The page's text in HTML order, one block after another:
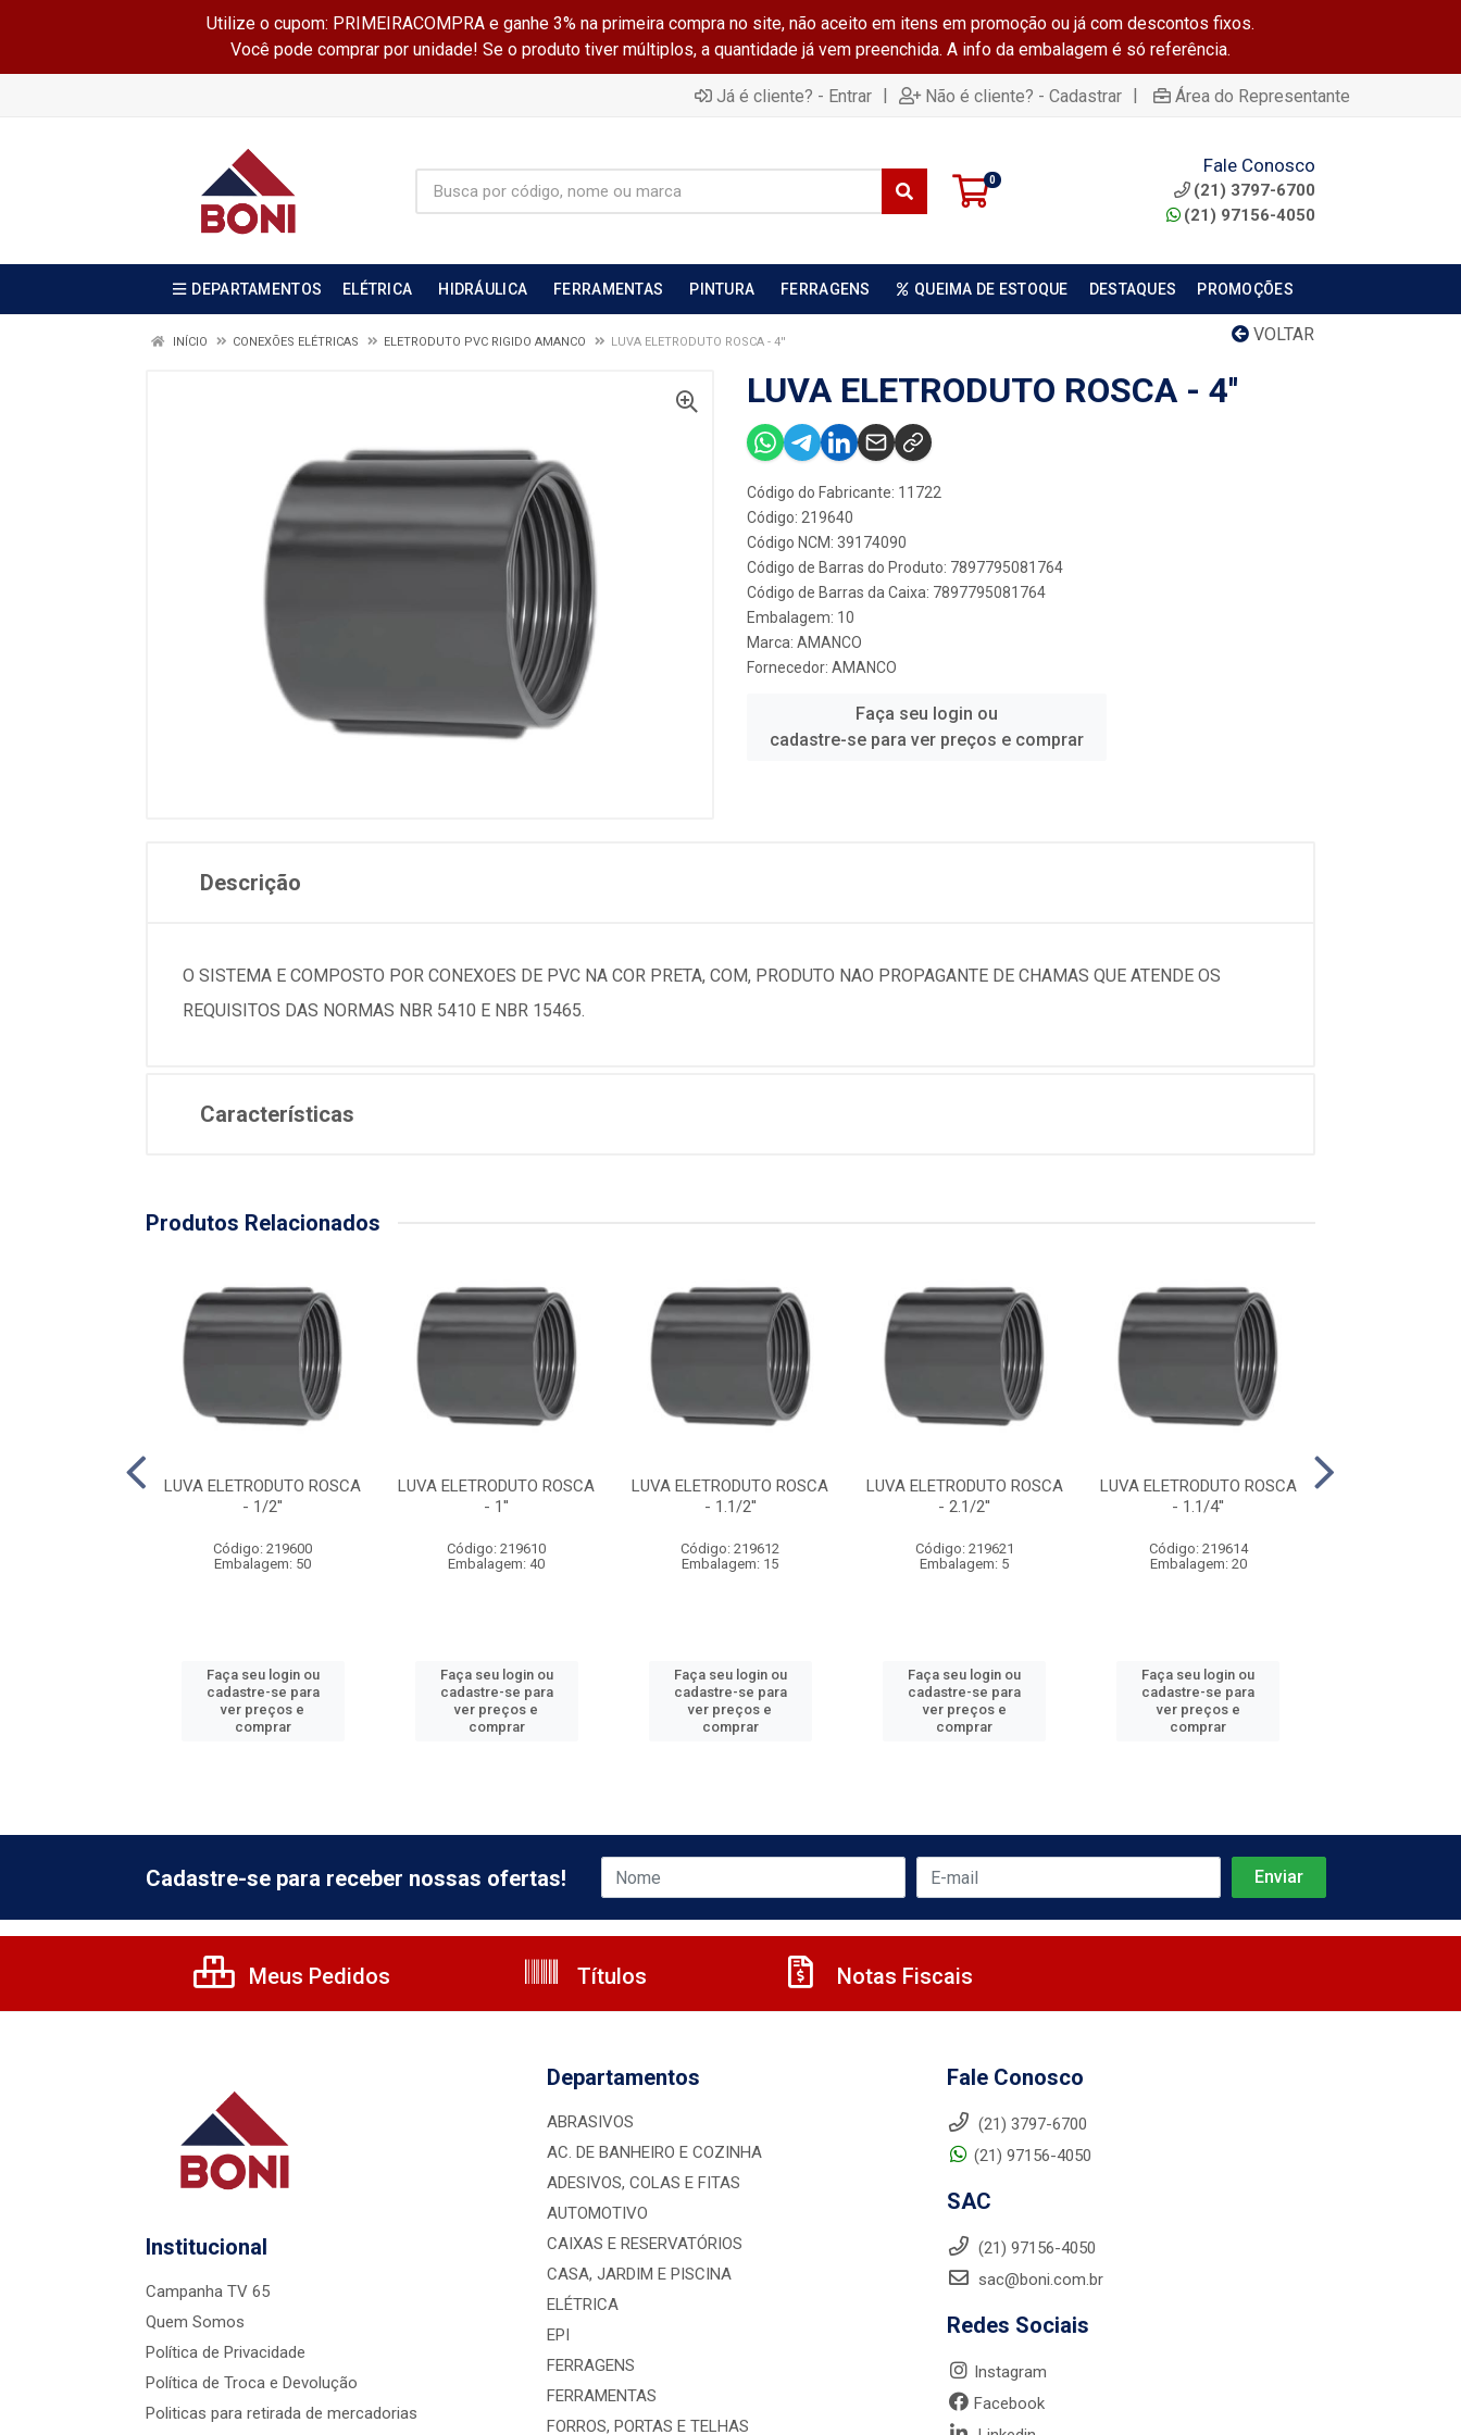
Utilize o cupom: PRIMEIRACOMPRA e ganhe 3% na primeira compra no site, não aceito em itens em promoção ou já com descontos fixos.
Você pode comprar por unidade! Se o produto tiver múltiplos, a quantidade já vem preenchida. A info da embalagem é só referência.
Já é cliente? - Entrar | Não é cliente? - Cadastrar | Área do Representante
0
Fale Conosco
(21) 3797-6700
(21) 97156-4050
DEPARTAMENTOS ELÉTRICA HIDRÁULICA FERRAMENTAS PINTURA FERRAGENS QUEIMA DE ESTOQUE DESTAQUES PROMOÇÕES
VOLTAR
INÍCIO CONEXÕES ELÉTRICAS ELETRODUTO PVC RIGIDO AMANCO LUVA ELETRODUTO ROSCA - 4''
LUVA ELETRODUTO ROSCA - 4''
Código do Fabricante: 11722
Código: 219640
Código NCM: 39174090
Código de Barras do Produto: 7897795081764
Código de Barras da Caixa: 7897795081764
Embalagem: 10
Marca: AMANCO
Fornecedor: AMANCO
Faça seu login ou
cadastre-se para ver preços e comprar
Descrição
O SISTEMA E COMPOSTO POR CONEXOES DE PVC NA COR PRETA, COM, PRODUTO NAO PROPAGANTE DE CHAMAS QUE ATENDE OS
REQUISITOS DAS NORMAS NBR 5410 E NBR 15465.
Características
Produtos Relacionados
LUVA ELETRODUTO ROSCA
- 1/2''
Código: 219600
Embalagem: 50
Faça seu login ou
cadastre-se para
ver preços e
comprar
LUVA ELETRODUTO ROSCA
- 1''
Código: 219610
Embalagem: 40
Faça seu login ou
cadastre-se para
ver preços e
comprar
LUVA ELETRODUTO ROSCA
- 1.1/2''
Código: 219612
Embalagem: 15
Faça seu login ou
cadastre-se para
ver preços e
comprar
LUVA ELETRODUTO ROSCA
- 2.1/2''
Código: 219621
Embalagem: 5
Faça seu login ou
cadastre-se para
ver preços e
comprar
LUVA ELETRODUTO ROSCA
- 1.1/4''
Código: 219614
Embalagem: 20
Faça seu login ou
cadastre-se para
ver preços e
comprar
Cadastre-se para receber nossas ofertas!
Meus Pedidos Títulos Notas Fiscais
Institucional
Campanha TV 65
Quem Somos
Política de Privacidade
Política de Troca e Devolução
Politicas para retirada de mercadorias
Departamentos
ABRASIVOS
AC. DE BANHEIRO E COZINHA
ADESIVOS, COLAS E FITAS
AUTOMOTIVO
CAIXAS E RESERVATÓRIOS
CASA, JARDIM E PISCINA
ELÉTRICA
EPI
FERRAGENS
FERRAMENTAS
FORROS, PORTAS E TELHAS
Fale Conosco
(21) 3797-6700
(21) 97156-4050
SAC
(21) 97156-4050
sac@boni.com.br
Redes Sociais
Instagram
Facebook